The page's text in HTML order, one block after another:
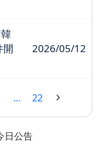
開
2026/05/12
... 22
日公告